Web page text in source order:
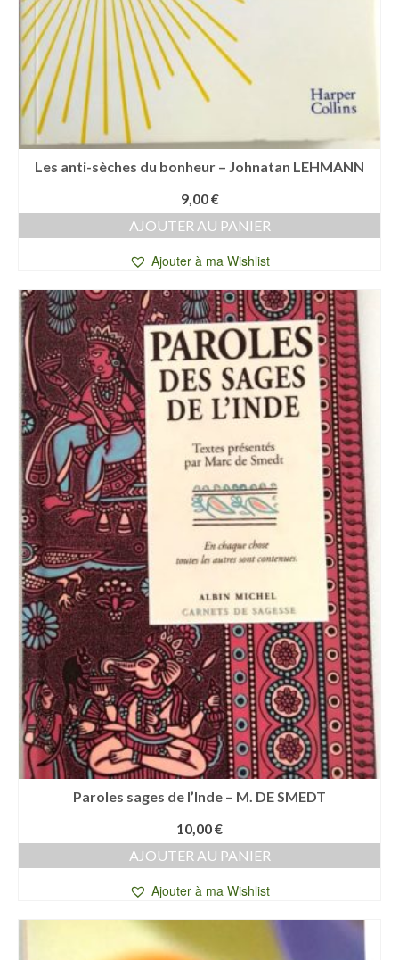
Les anti-sèches du bonheur – Johnatan LEHMANN
9,00€
AJOUTER AU PANIER
Ajouter à ma Wishlist
Paroles sages de l’Inde – M. DE SMEDT
10,00€
AJOUTER AU PANIER
Ajouter à ma Wishlist